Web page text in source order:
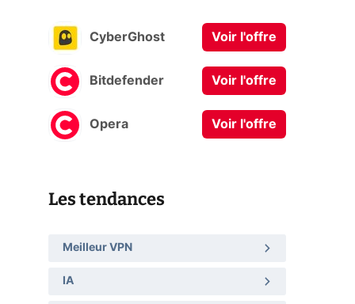
CyberGhost Voir l'offre
Bitdefender Voir l'offre
Opera Voir l'offre
Les tendances
Meilleur VPN
IA